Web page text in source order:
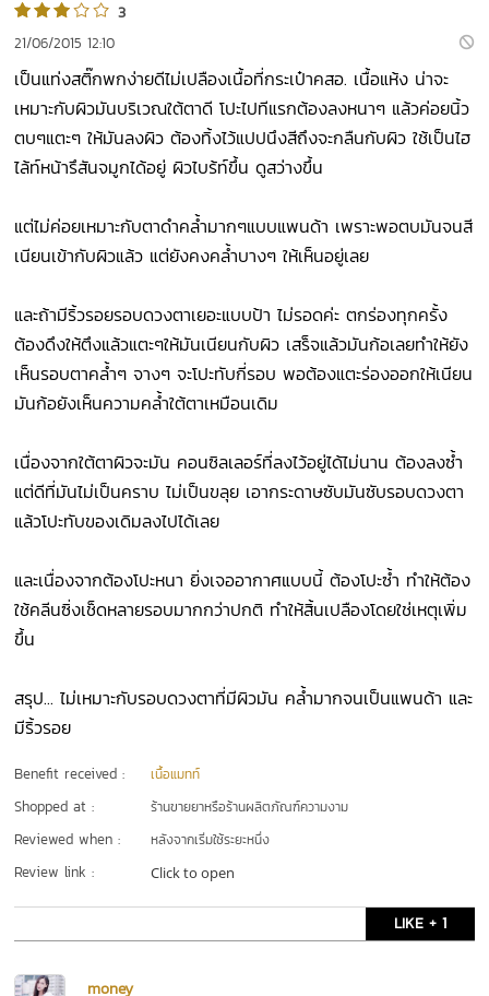
3
21/06/2015 12:10
เป็นแท่งสติ๊กพกง่ายดีไม่เปลืองเนื้อที่กระเป๋าคสอ. เนื้อแห้ง น่าจะ
เหมาะกับผิวมันบริเวณใต้ตาดี โปะไปทีแรกต้องลงหนาๆ แล้วค่อยนิ้ว
ตบๆแตะๆ ให้มันลงผิว ต้องทิ้งไว้แปปนึงสีถึงจะกลืนกับผิว ใช้เป็นไฮ
ไล้ท์หน้ารึสันจมูกได้อยู่ ผิวไบร้ท์ขึ้น ดูสว่างขึ้น
แต่ไม่ค่อยเหมาะกับตาดำคล้ำมากๆแบบแพนด้า เพราะพอตบมันจนสี
เนียนเข้ากับผิวแล้ว แต่ยังคงคล้ำบางๆ ให้เห็นอยู่เลย
และถ้ามีริ้วรอยรอบดวงตาเยอะแบบป้า ไม่รอดค่ะ ตกร่องทุกครั้ง
ต้องดึงให้ตึงแล้วแตะๆให้มันเนียนกับผิว เสร็จแล้วมันก้อเลยทำให้ยัง
เห็นรอบตาคล้ำๆ จางๆ จะโปะทับกี่รอบ พอต้องแตะร่องออกให้เนียน
มันก้อยังเห็นความคล้ำใต้ตาเหมือนเดิม
เนื่องจากใต้ตาผิวจะมัน คอนซิลเลอร์ที่ลงไว้อยู่ได้ไม่นาน ต้องลงซ้ำ
แต่ดีที่มันไม่เป็นคราบ ไม่เป็นขลุย เอากระดาษซับมันซับรอบดวงตา
แล้วโปะทับของเดิมลงไปได้เลย
และเนื่องจากต้องโปะหนา ยิ่งเจออากาศแบบนี้ ต้องโปะซ้ำ ทำให้ต้อง
ใช้คลีนซิ่งเช็ดหลายรอบมากกว่าปกติ ทำให้สิ้นเปลืองโดยใช่เหตุเพิ่ม
ขึ้น
สรุป... ไม่เหมาะกับรอบดวงตาที่มีผิวมัน คล้ำมากจนเป็นแพนด้า และ
มีริ้วรอย
Benefit received : เนื้อแมทท์
Shopped at : ร้านขายยาหรือร้านผลิตภัณฑ์ความงาม
Reviewed when : หลังจากเริ่มใช้ระยะหนึ่ง
Review link : Click to open
LIKE + 1
money